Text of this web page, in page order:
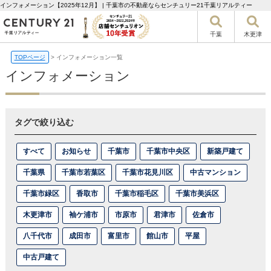
インフォメーション【2025年12月】 | 千葉市の不動産ならセンチュリー21千葉リアルティー
千葉 木更津
TOPページ > インフォメーション一覧
インフォメーション
タグで絞り込む
すべて お知らせ 千葉市 千葉市中央区 新築戸建て
千葉県 千葉市若葉区 千葉市花見川区 中古マンション
千葉市緑区 香取市 千葉市稲毛区 千葉市美浜区
木更津市 袖ケ浦市 市原市 君津市 佐倉市
八千代市 成田市 富里市 館山市 平屋
中古戸建て